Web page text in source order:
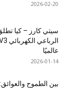
2026-02-20
سيتي كارز – كيا
عالميًا
2026-01-14
بين الطموح